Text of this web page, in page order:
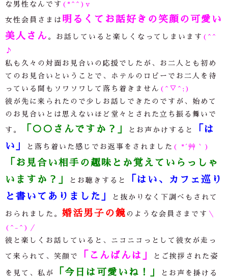
な男性なんです (*^^)v
女性会員さまは 明るくてお話好きの笑顔の可愛い
美人さん 。お話していると楽しくなってしまいます (^^
♪
私も久々の対面お見合いの応援でしたが、お二人とも初め
てのお見合いということで、ホテルのロビーでお二人を待
っている間もソワソワして落ち着きません (^▽^;)
彼が先に来られたので少しお話しできたのですが、始めて
のお見合いとは思えないほど堂々とされた立ち振る舞いで
す。 「○○さんですか？」 とお声かけすると
「は
い」
と落ち着いた感じでお返事をされました ( *´艸｀)
「お見合い相手の趣味とか覚えていらっしゃ
いますか？」
とお聴きすると
「はい、カフェ巡り
と書いてありました」
と抜かりなく下調べもされて
おられました。 婚活男子の鏡 のような会員さまです ＼
(^-^)／
彼と楽しくお話していると、ニコニコっとして彼女が走っ
て来られて、笑顔で 「こんばんは」 とご挨拶された姿
を見て、私が 「今日は可愛いね！」 とお声を掛ける